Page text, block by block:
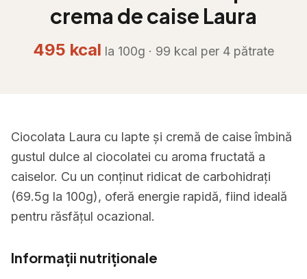
crema de caise Laura
495 kcal la 100g · 99 kcal per 4 pătrate
Ciocolata Laura cu lapte și cremă de caise îmbină
gustul dulce al ciocolatei cu aroma fructată a
caiselor. Cu un conținut ridicat de carbohidrați
(69.5g la 100g), oferă energie rapidă, fiind ideală
pentru răsfățul ocazional.
Informații nutriționale